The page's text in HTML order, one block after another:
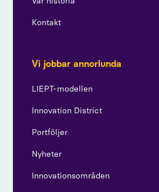
Kontakt
Vi jobbar annorlunda
LIEPT-modellen
Innovation District
Portföljer
Nyheter
Innovationsområden